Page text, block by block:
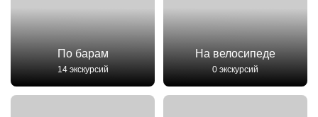
По барам
14 экскурсий
На велосипеде
0 экскурсий